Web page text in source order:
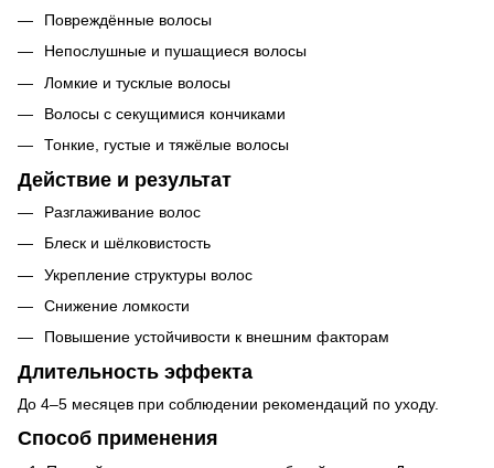
Повреждённые волосы
Непослушные и пушащиеся волосы
Ломкие и тусклые волосы
Волосы с секущимися кончиками
Тонкие, густые и тяжёлые волосы
Действие и результат
Разглаживание волос
Блеск и шёлковистость
Укрепление структуры волос
Снижение ломкости
Повышение устойчивости к внешним факторам
Длительность эффекта
До 4–5 месяцев при соблюдении рекомендаций по уходу.
Способ применения